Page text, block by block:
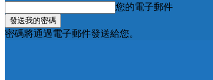
您的電子郵件
密碼將通過電子郵件發送給您。